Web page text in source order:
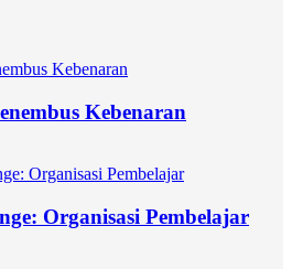
Kebenaran
Organisasi Pembelajar